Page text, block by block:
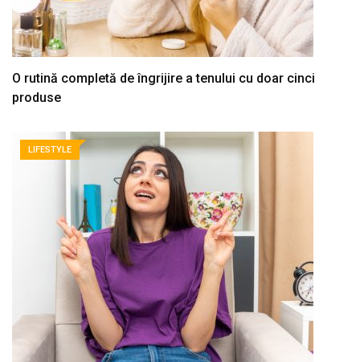
O rutină completă de îngrijire a tenului cu doar cinci
produse
LIFESTYLE